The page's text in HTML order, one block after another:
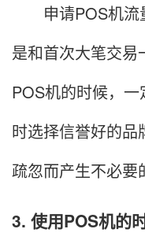
申请POS机流
是和首次大笔交易
POS机的时候，
时选择信誉好的品
疏忽而产生不必要
3. 使用POS机的